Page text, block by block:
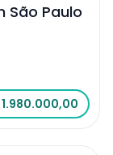
São Paulo
1.980.000,00